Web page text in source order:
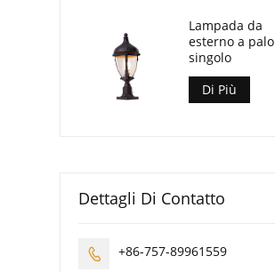
Lampada da
esterno a palo
singolo
Di Più
Dettagli Di Contatto
 +86-757-89961559